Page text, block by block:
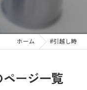
ホーム #引越し時
ージ一覧